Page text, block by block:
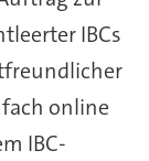
IBCs
online
IBC-